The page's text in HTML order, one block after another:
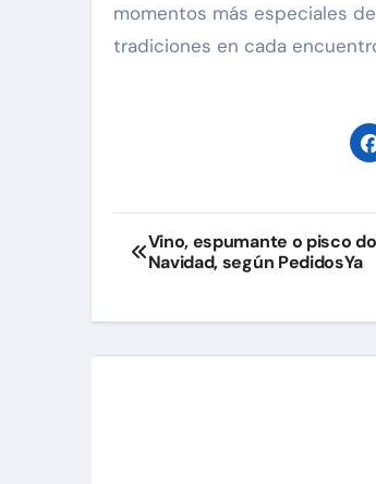
momentos más especiales
tradiciones en cada
Navegación
de
entradas
Vino, espumante o pisco
Navidad, según PedidosYa